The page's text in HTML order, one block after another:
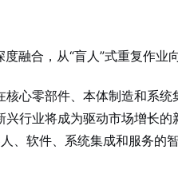
融合，从“盲人”式重复作
心零部件、本体制造和系
行业将成为驱动市场增长的
、软件、系统集成和服务的